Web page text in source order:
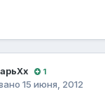
1
15 июня, 2012